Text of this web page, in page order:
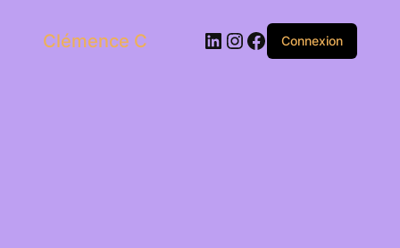
Clémence C LinkedIn
Instagram
Facebook
Connexion